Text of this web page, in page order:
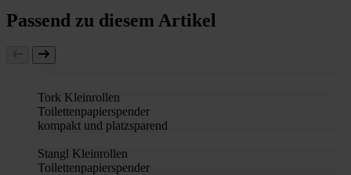
Passend zu diesem Artikel
Tork Kleinrollen
Toilettenpapierspender
kompakt und platzsparend
Stangl Kleinrollen
Toilettenpapierspender